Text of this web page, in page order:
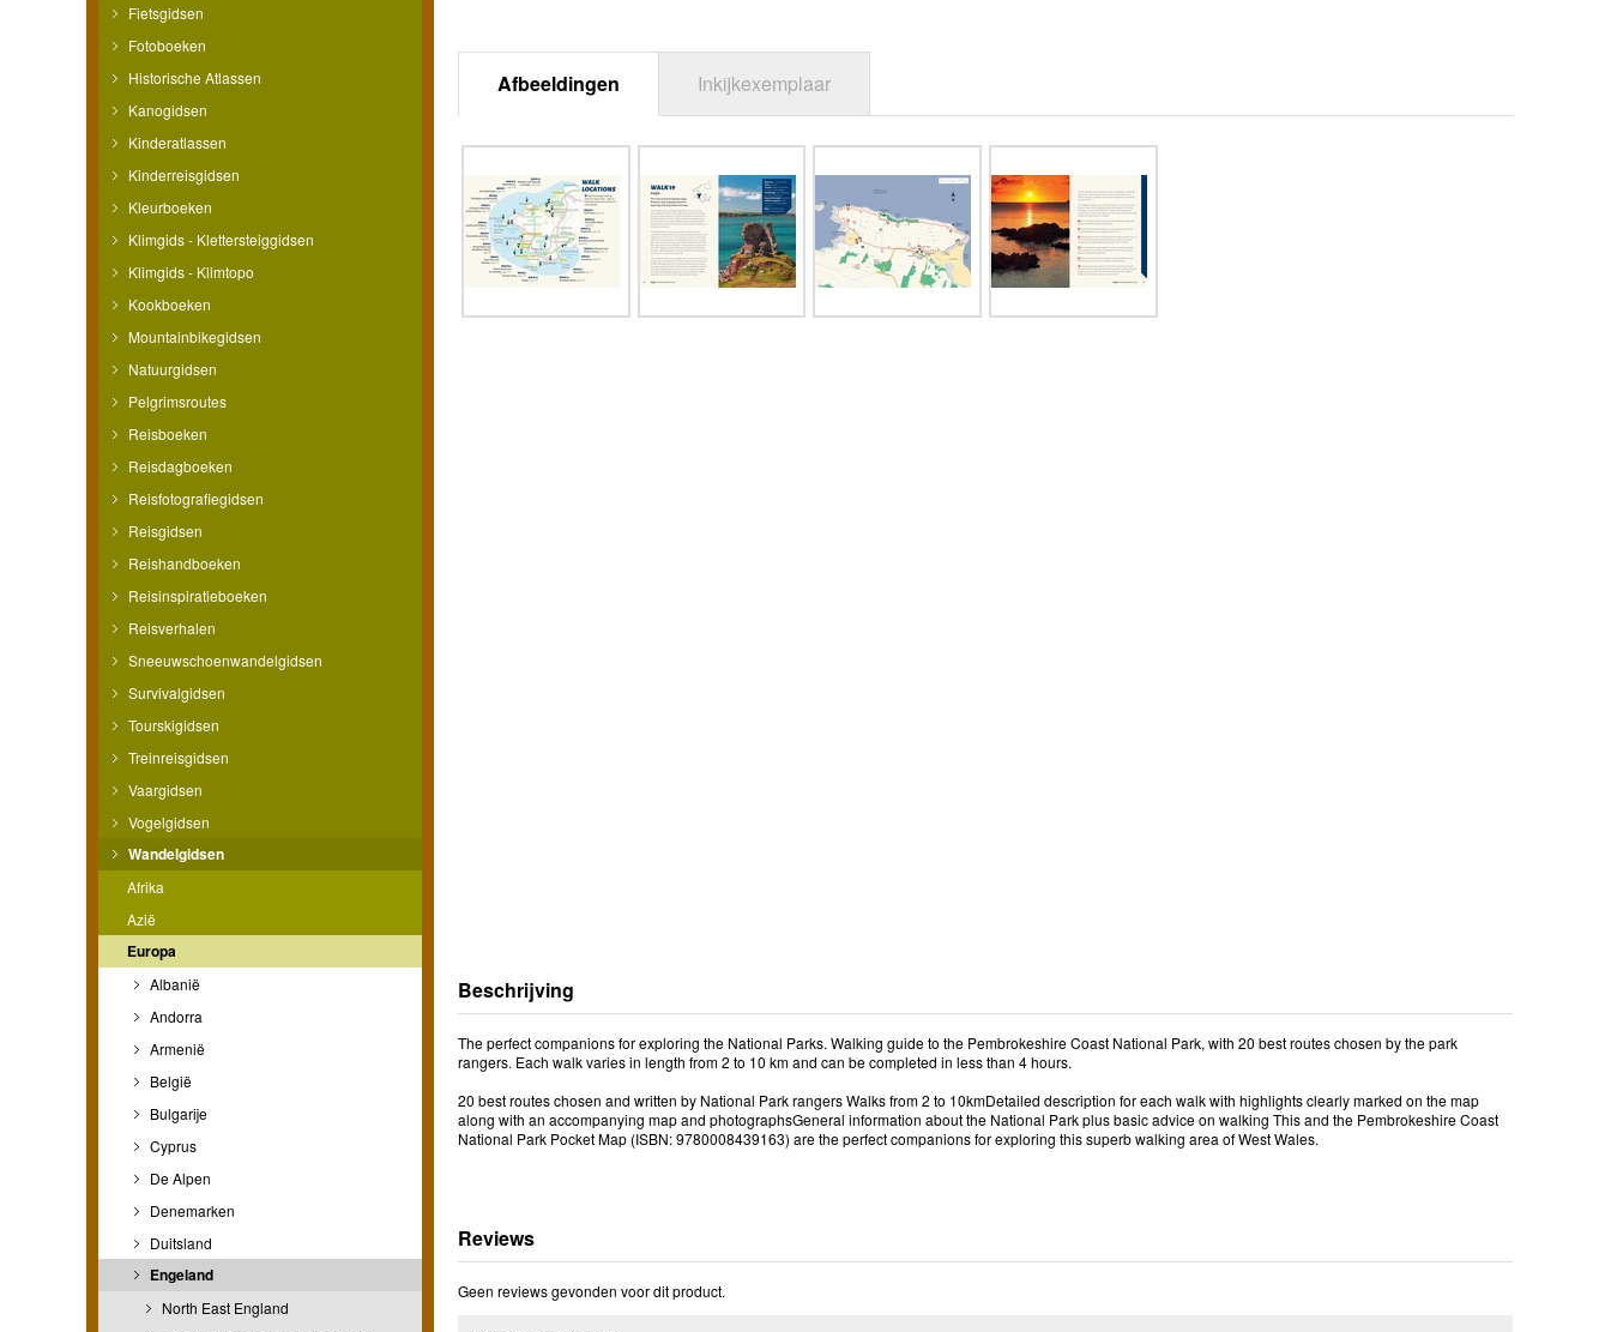
Fietsgidsen
Fotoboeken
Historische Atlassen
Kanogidsen
Kinderatlassen
Kinderreisgidsen
Kleurboeken
Klimgids - Klettersteiggidsen
Klimgids - Klimtopo
Kookboeken
Mountainbikegidsen
Natuurgidsen
Pelgrimsroutes
Reisboeken
Reisdagboeken
Reisfotografiegidsen
Reisgidsen
Reishandboeken
Reisinspiratieboeken
Reisverhalen
Sneeuwschoenwandelgidsen
Survivalgidsen
Tourskigidsen
Treinreisgidsen
Vaargidsen
Vogelgidsen
Wandelgidsen
Afrika
Azië
Europa
Albanië
Andorra
Armenië
België
Bulgarije
Cyprus
De Alpen
Denemarken
Duitsland
Engeland
North East England
Afbeeldingen Inkijkexemplaar
Beschrijving
The perfect companions for exploring the National Parks. Walking guide to the Pembrokeshire Coast National Park, with 20 best routes chosen by the park
rangers. Each walk varies in length from 2 to 10 km and can be completed in less than 4 hours.
20 best routes chosen and written by National Park rangers Walks from 2 to 10kmDetailed description for each walk with highlights clearly marked on the map
along with an accompanying map and photographsGeneral information about the National Park plus basic advice on walking This and the Pembrokeshire Coast
National Park Pocket Map (ISBN: 9780008439163) are the perfect companions for exploring this superb walking area of West Wales.
Reviews
Geen reviews gevonden voor dit product.